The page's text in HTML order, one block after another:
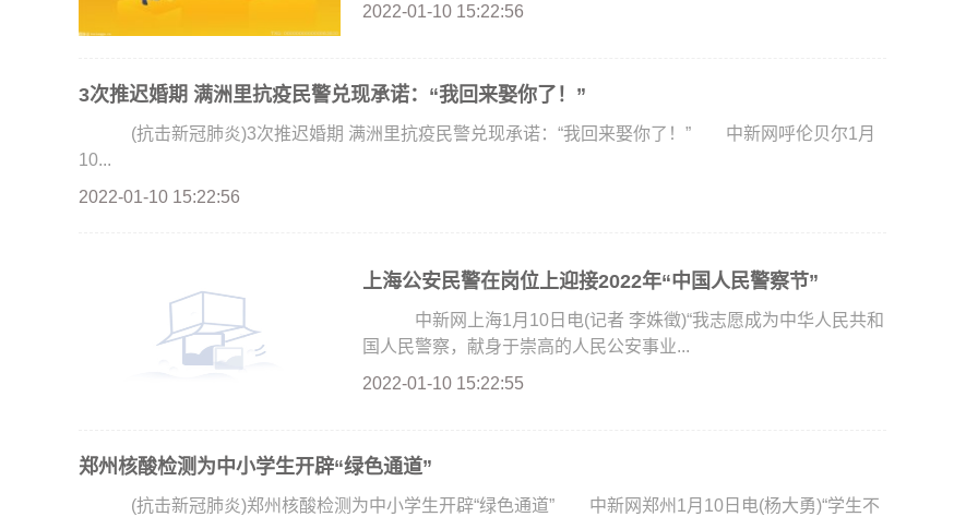
2022-01-10 15:22:56
3次推迟婚期 满洲里抗疫民警兑现承诺：“我回来娶你了！”
(抗击新冠肺炎)3次推迟婚期 满洲里抗疫民警兑现承诺：“我回来娶你了！” 中新网呼伦贝尔1月
10...
2022-01-10 15:22:56
上海公安民警在岗位上迎接2022年“中国人民警察节”
中新网上海1月10日电(记者 李姝徵)“我志愿成为中华人民共和
国人民警察，献身于崇高的人民公安事业...
2022-01-10 15:22:55
郑州核酸检测为中小学生开辟“绿色通道”
(抗击新冠肺炎)郑州核酸检测为中小学生开辟“绿色通道” 中新网郑州1月10日电(杨大勇)“学生不